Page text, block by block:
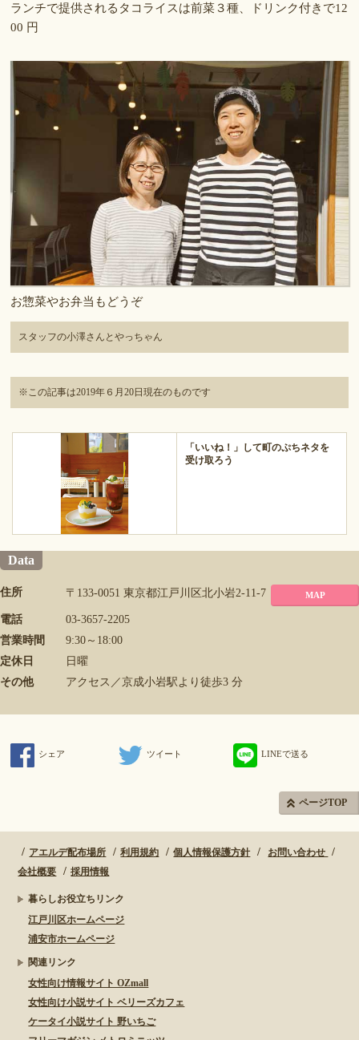
ランチで提供されるタコライスは前菜３種、ドリンク付きで12
00 円
お惣菜やお弁当もどうぞ
スタッフの小澤さんとやっちゃん
※この記事は2019年６月20日現在のものです
「いいね！」して町のぷちネタを
受け取ろう
Data
住所 〒133-0051 東京都江戸川区北小岩2-11-7 MAP
電話
03-3657-2205
営業時間
9:30～18:00
定休日
日曜
その他
アクセス／京成小岩駅より徒歩3 分
シェア ツイート LINEで送る
ページTOP
アエルデ配布場所 利用規約 個人情報保護方針
お問い合わせ
会社概要
採用情報
暮らしお役立ちリンク
江戸川区ホームページ
浦安市ホームページ
関連リンク
女性向け情報サイト OZmall
女性向け小説サイト ベリーズカフェ
ケータイ小説サイト 野いちご